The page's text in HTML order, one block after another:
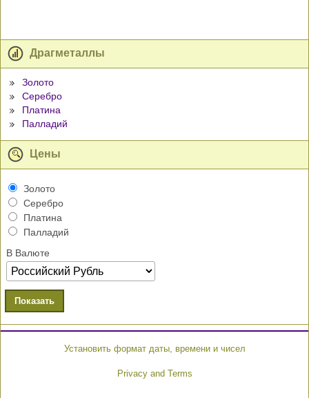
Драгметаллы
Золото
Серебро
Платина
Палладий
Цены
Золото
Серебро
Платина
Палладий
В Валюте
Показать
Установить формат даты, времени и чисел
Privacy and Terms